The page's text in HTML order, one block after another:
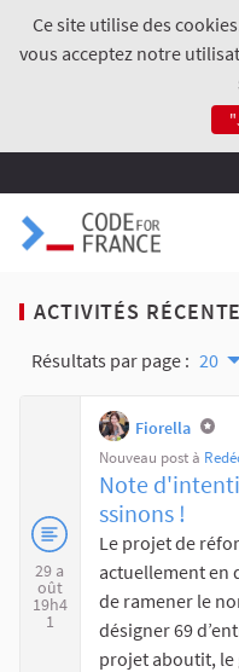
Ce site utilise des
vous acceptez notre
ACTIVITÉS
Résultats par page : 20
29 a
oût
19h4
1
Fiorella
Nouveau post à
Note
ssinons !
Le projet de
actuellement en
de ramener le
désigner 69
projet aboutit, le